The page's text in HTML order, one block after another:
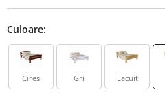
Culoare:
Cires Gri Lacuit
Bufet
Biblioteca